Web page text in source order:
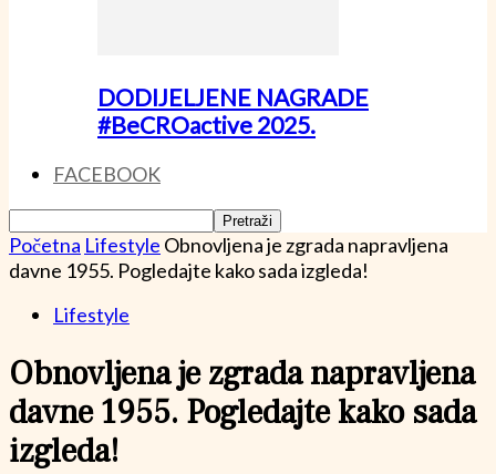
DODIJELJENE NAGRADE
#BeCROactive 2025.
FACEBOOK
Početna Lifestyle Obnovljena je zgrada napravljena
davne 1955. Pogledajte kako sada izgleda!
Lifestyle
Obnovljena je zgrada napravljena
davne 1955. Pogledajte kako sada
izgleda!